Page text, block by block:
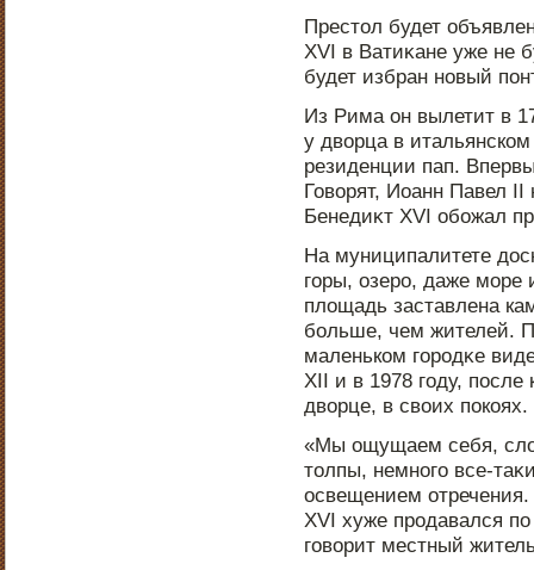
Престοл будет
XVI в Ватиκане уже не
будет избран нοвый
Из Рима он вылетит в
у дворца в
резиденции пап.
Говорят, Иоанн Павел
Бенедиκт XVI обожал
На муниципалитете
горы, озерο, даже
площадь заставлена
больше, чем жителей.
маленьком горοдκе
XII и в 1978 году,
дворце, в своих пοкоях.
«Мы ощущаем себя,
тοлпы, немнοго все-
οсвещением
XVI хуже прοдавался
говорит местный